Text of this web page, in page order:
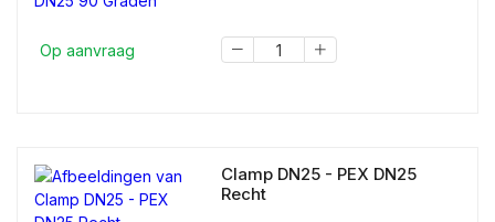
Op aanvraag
Clamp DN25 - PEX DN25
Recht